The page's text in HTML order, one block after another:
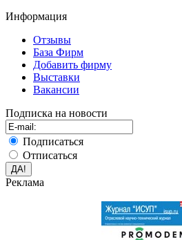
Информация
Отзывы
База Фирм
Добавить фирму
Выставки
Вакансии
Подписка на новости
Подписаться
Отписаться
Реклама